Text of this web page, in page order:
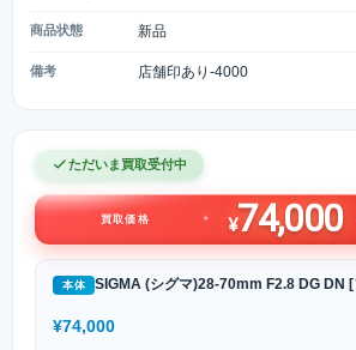
商品状態 新品
備考 店舗印あり-4000
ただいま買取受付中
買取価格 ¥74,000
本体 SIGMA (シグマ)28-70mm F2.8 DG DN
¥74,000